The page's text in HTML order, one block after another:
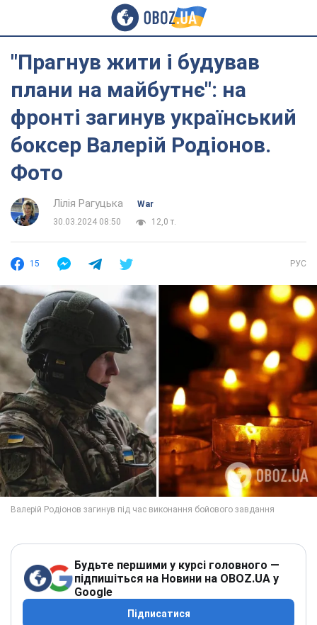
"Прагнув жити і будував
плани на майбутнє": на
фронті загинув український
боксер Валерій Родіонов.
Фото
Лілія Рагуцька
War
30.03.2024 08:50
12,0 т.
15 РУС
Будьте першими у курсі головного —
підпишіться на Новини на OBOZ.UA у
Google
Підписатися